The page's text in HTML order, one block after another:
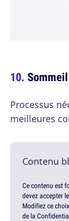
Processus
meilleures
Contenu
Ce contenu est
devez accepter
Modifiez ce
de la